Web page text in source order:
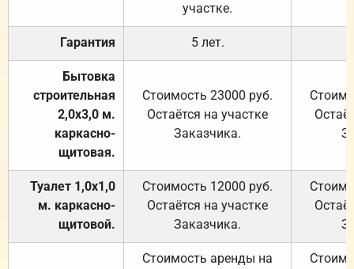
участке.
Гарантия 5 лет.
Бытовка
строительная
2,0х3,0 м.
каркасно-
щитовая.
Стоимость 23000 руб.
Остаётся на участке
Заказчика.
Туалет 1,0х1,0
м. каркасно-
щитовой.
Стоимость 12000 руб.
Остаётся на участке
Заказчика.
Стоимость аренды на